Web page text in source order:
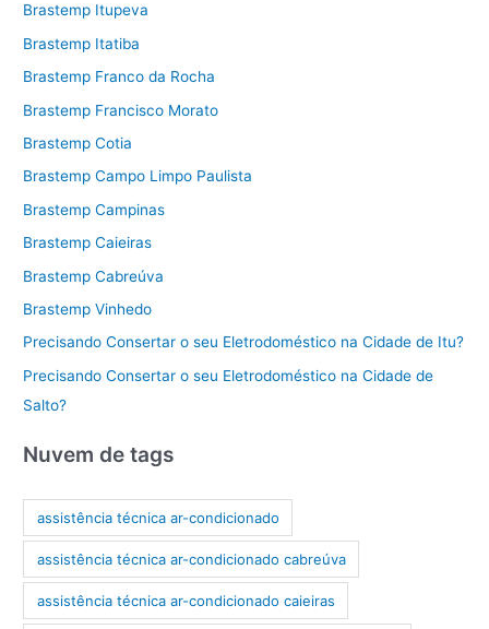
Brastemp Itupeva
Brastemp Itatiba
Brastemp Franco da Rocha
Brastemp Francisco Morato
Brastemp Cotia
Brastemp Campo Limpo Paulista
Brastemp Campinas
Brastemp Caieiras
Brastemp Cabreúva
Brastemp Vinhedo
Precisando Consertar o seu Eletrodoméstico na Cidade de Itu?
Precisando Consertar o seu Eletrodoméstico na Cidade de
Salto?
Nuvem de tags
assistência técnica ar-condicionado
assistência técnica ar-condicionado cabreúva
assistência técnica ar-condicionado caieiras